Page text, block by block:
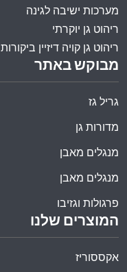
המוצרים שלנו
אקססוריז
מבוקש באתר
גריל גז
מדורות גן
מנגלים מאבן
מנגלים מאבן
פרגולות וגזיבו
מערכות ישיבה לגינה
ריהוט גן יוקרתי
ריהוט גן קויה דיזיין ביקורות